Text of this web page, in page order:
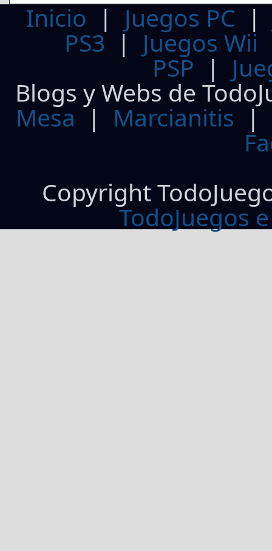
Inicio | Juegos PC
PS3| Juegos Wii
PSP |
Blogs y Webs de
Mesa | Marcianitis |
Copyright
TodoJuegos